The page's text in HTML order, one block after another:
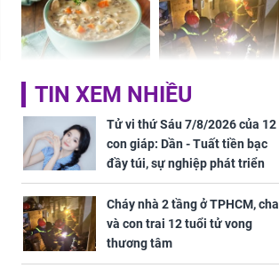
nhà
Giá trị sức khỏe và
cách sử dụng đúng
của loại hạt bình dân
Cháy nhà 2 tầng ở
TPHCM, cha và con
trai 12 tuổi tử vong
thương tâm
Chân dung nam diễn
TIN XEM NHIỀU
Tử vi thứ Sáu 7/8/2026 của 12
con giáp: Dần - Tuất tiền bạc
đầy túi, sự nghiệp phát triển
hưng thịnh, Mão - Thân tài lộc
ảm đạm, mọi sự khó thành công
mỹ mãn
Cháy nhà 2 tầng ở TPHCM, cha
và con trai 12 tuổi tử vong
thương tâm